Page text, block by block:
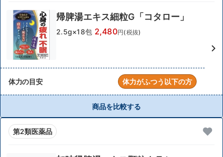
帰脾湯エキス細粒G「コタロー」
2.5g×18包 2,480円(税抜)
体力の目安 体力がふつう以下の方
商品を比較する
第2類医薬品